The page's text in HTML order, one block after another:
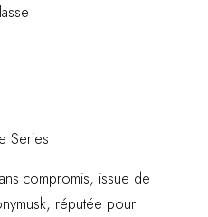
Series
compromis, issue de
réputée pour